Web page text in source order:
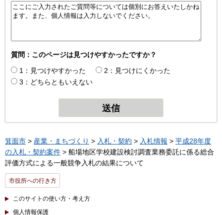
質問：このページは見つけやすかったですか？
1：見つけやすかった
2：見つけにくかった
3：どちらともいえない
箕面市 > 産業・まちづくり > 入札・契約 > 入札情報 > 平成28年度
の入札・契約案件 > 船場地区学校建設検討調査業務委託に係る総合
評価方式による一般競争入札の結果について
市役所への行き方
このサイトの使い方・考え方
個人情報保護